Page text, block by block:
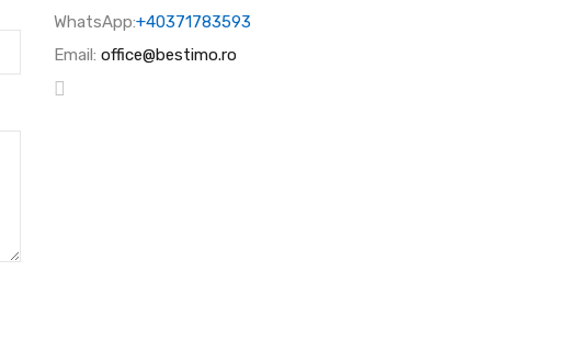
WhatsApp:+40371783593
Email:office@bestimo.ro